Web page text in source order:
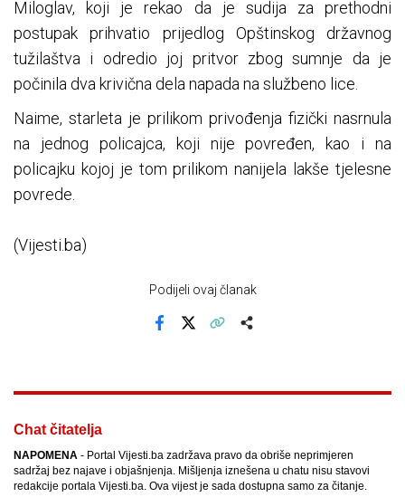
Miloglav, koji je rekao da je sudija za prethodni
postupak prihvatio prijedlog Opštinskog državnog
tužilaštva i odredio joj pritvor zbog sumnje da je
počinila dva krivična dela napada na službeno lice.
Naime, starleta je prilikom privođenja fizički nasrnula
na jednog policajca, koji nije povređen, kao i na
policajku kojoj je tom prilikom nanijela lakše tjelesne
povrede.
(Vijesti.ba)
Podijeli ovaj članak
Chat čitatelja
NAPOMENA - Portal Vijesti.ba zadržava pravo da obriše neprimjeren
sadržaj bez najave i objašnjenja. Mišljenja iznešena u chatu nisu stavovi
redakcije portala Vijesti.ba. Ova vijest je sada dostupna samo za čitanje.